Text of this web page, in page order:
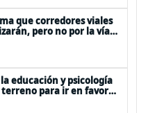
que corredores viales
pero no por la vía
educación y psicología
terreno para ir en favor
por la emergencia